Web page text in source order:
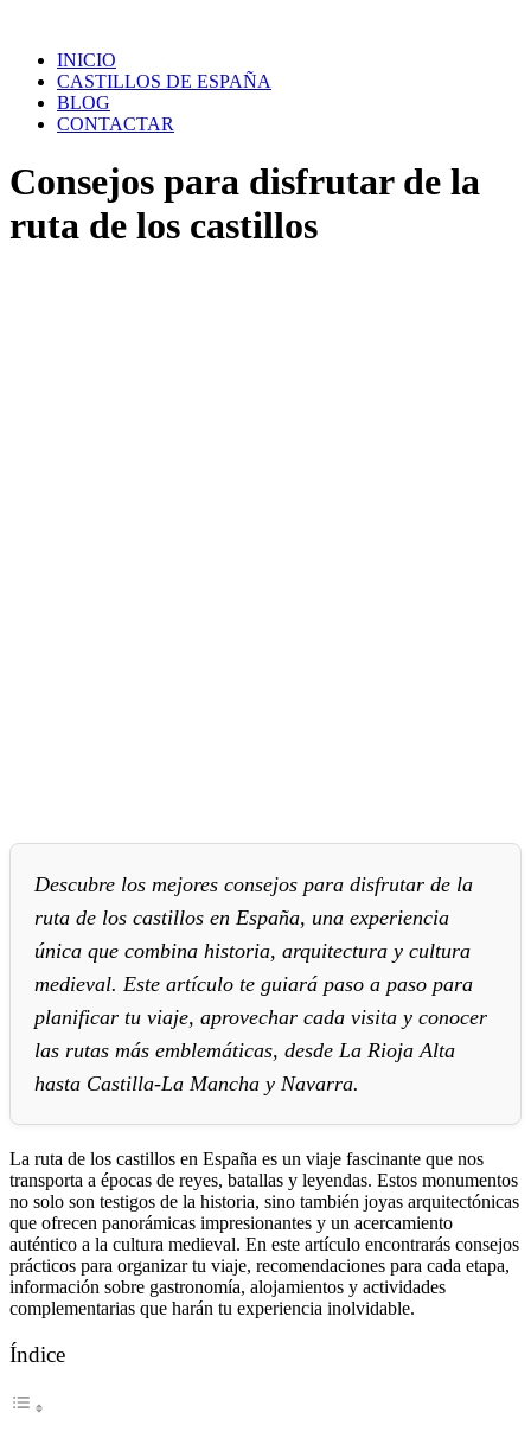
contenidoINICIO
CASTILLOS DE ESPAÑA
BLOG
CONTACTAR
Consejos para disfrutar de la
ruta de los castillos
Descubre los mejores consejos para disfrutar de la
ruta de los castillos en España, una experiencia
única que combina historia, arquitectura y cultura
medieval. Este artículo te guiará paso a paso para
planificar tu viaje, aprovechar cada visita y conocer
las rutas más emblemáticas, desde La Rioja Alta
hasta Castilla-La Mancha y Navarra.
La ruta de los castillos en España es un viaje fascinante que nos
transporta a épocas de reyes, batallas y leyendas. Estos monumentos
no solo son testigos de la historia, sino también joyas arquitectónicas
que ofrecen panorámicas impresionantes y un acercamiento
auténtico a la cultura medieval. En este artículo encontrarás consejos
prácticos para organizar tu viaje, recomendaciones para cada etapa,
información sobre gastronomía, alojamientos y actividades
complementarias que harán tu experiencia inolvidable.
Índice